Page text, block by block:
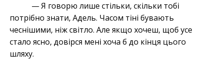
— Я говорю лише стільки, скільки тобі
потрібно знати, Адель. Часом тіні бувають
чеснішими, ніж світло. Але якщо хочеш, щоб усе
стало ясно, довірся мені хоча б до кінця цього
шляху.